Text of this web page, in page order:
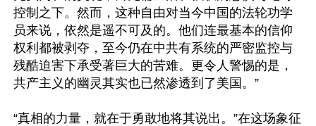
控制之下。然而，这种自由对当今中国的法轮功学
员来说，依然是遥不可及的。他们连最基本的信仰
权利都被剥夺，至今仍在中共有系统的严密监控与
残酷迫害下承受著巨大的苦难。更令人警惕的是，
共产主义的幽灵其实也已然渗透到了美国。”
“真相的力量，就在于勇敢地将其说出。”在这场象征